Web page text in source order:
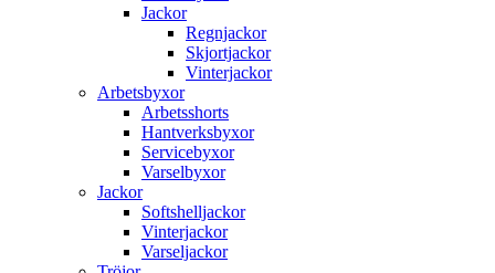
Jackor
Regnjackor
Skjortjackor
Vinterjackor
Arbetsbyxor
Arbetsshorts
Hantverksbyxor
Servicebyxor
Varselbyxor
Jackor
Softshelljackor
Vinterjackor
Varseljackor